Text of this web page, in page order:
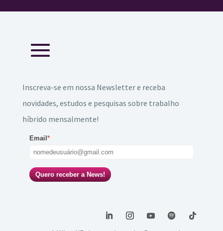
Inscreva-se em nossa Newsletter e receba
novidades, estudos e pesquisas sobre trabalho
híbrido mensalmente!
Email *
Quero receber a News!